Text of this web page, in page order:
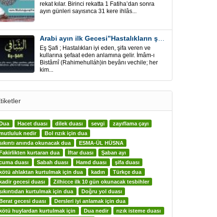
rekat kılar. Birinci rekatta 1 Fatiha’dan sonra
ayın günleri sayısınca 31 kere ihlâs...
Arabi ayın ilk Gecesi”Hastalıkların şifa için” Eş-Şafi
Eş Şafi ; Hastalıkları iyi eden, şifa veren ve
kullarına şefaat eden anlamına gelir. İmâm-ı
Bistâmî (Rahimehulláh)in beyânı vechile; her
kim...
Hacet duası dilek duası sevgi
zayıflama çayı
nedir
Bol rızık için dua
anında okunacak dua
ESMA-ÜL HÜSNA
kurtaran dua
İftar duası
Şaban ayı
duası
Sabah duası Hamd duası
şifa duası
ahlaktan kurtulmak için dua
kadın
Türkçe dua
gecesi duası
Zilhicce ilk 10 gün okunacak tesbihler
kurtulmak için dua
Doğru yol duası
gecesi duası
Dersleri iyi anlamak için dua
huylardan kurtulmak için
Dua nedir rızık isteme duası